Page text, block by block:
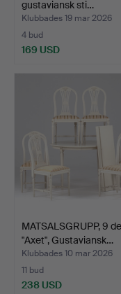
gustaviansk sti…
Klubbades 19 mar 2026
4 bud
169 USD
MATSALSGRUPP, 9
"Axet", Gustaviansk…
Klubbades 10 mar 2026
11 bud
238 USD